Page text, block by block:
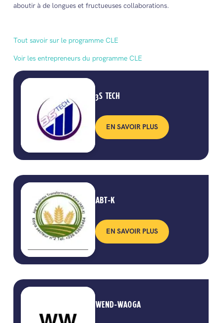
aboutir à de longues et fructueuses collaborations.
Tout savoir sur le programme CLE
Voir les entrepreneurs du programme CLE
3S TECH
EN SAVOIR PLUS
ABT-K
EN SAVOIR PLUS
WEND-WAOGA